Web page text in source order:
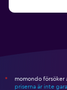
*
momondo
priserna är inte